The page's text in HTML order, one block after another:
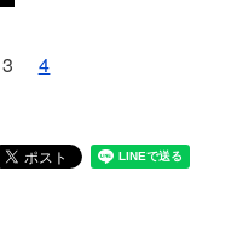
3 4